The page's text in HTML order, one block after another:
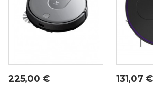
Prezzo
225,00 € Prezzo
131,07 €